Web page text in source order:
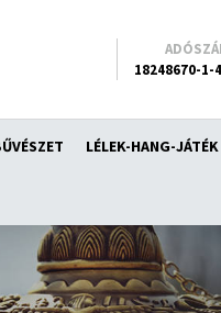
LÉLEK-HANG-JÁTÉK
18248670-1-